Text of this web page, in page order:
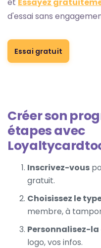
et Essayez
d'essai sans
Essai gratuit
Créer son
étapes avec
Inscrivez-vous
gratuit.
Choisissez le
membre, à
Personnalisez-la
logo, vos infos.